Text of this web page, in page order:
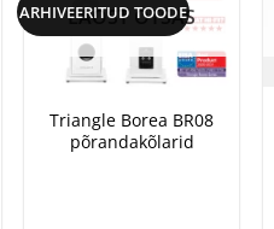
ARHIVEERITUD TOODE
LAOST OTSAS
Triangle Borea BR08
põrandakõlarid